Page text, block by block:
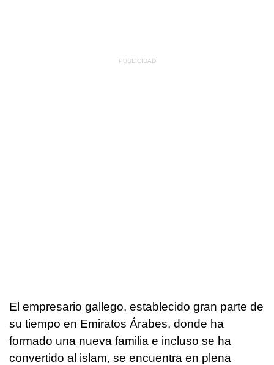
El empresario gallego, establecido gran parte de
su tiempo en Emiratos Árabes, donde ha
formado una nueva familia e incluso se ha
convertido al islam, se encuentra en plena